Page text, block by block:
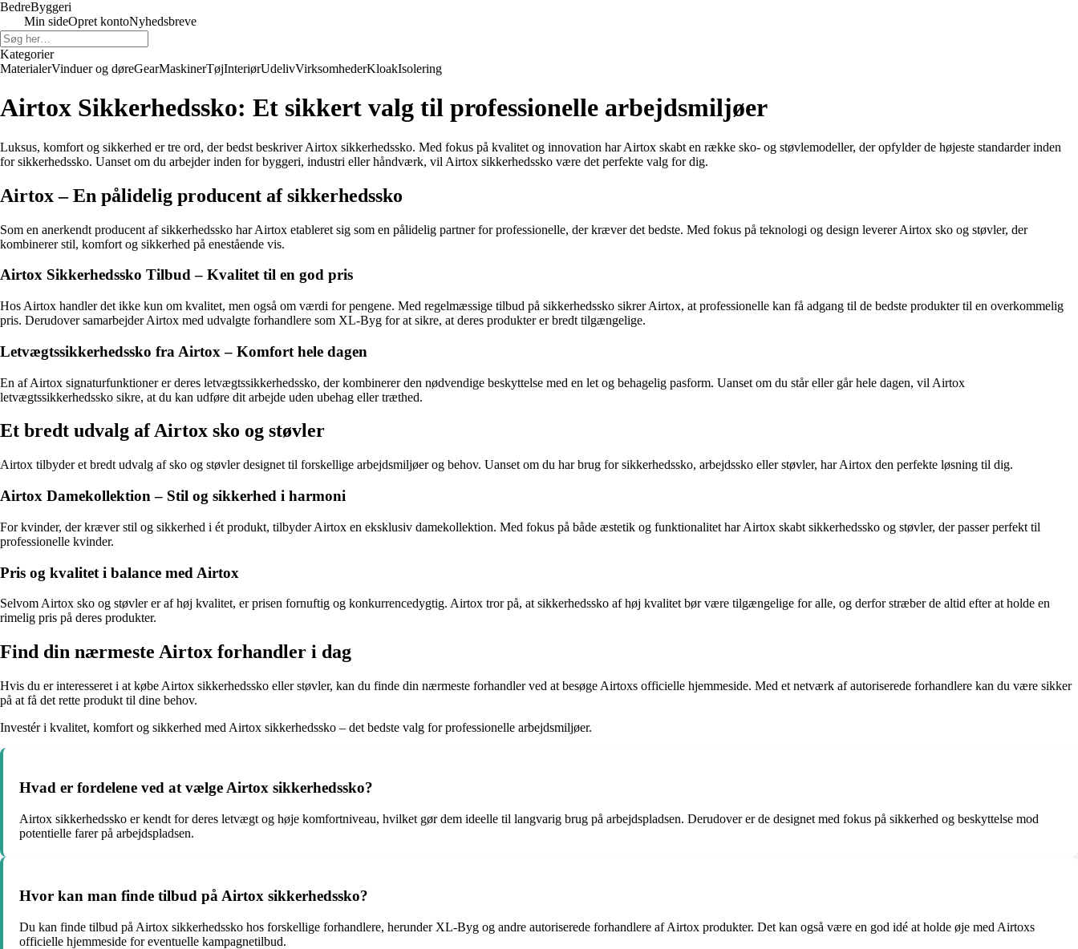
BedreByggeri
Min sideOpret kontoNyhedsbreve
Kategorier
MaterialerVinduer og døreGearMaskinerTøjInteriørUdelivVirksomhederKloakIsolering
Airtox Sikkerhedssko: Et sikkert valg til professionelle arbejdsmiljøer
Luksus, komfort og sikkerhed er tre ord, der bedst beskriver Airtox sikkerhedssko. Med fokus på kvalitet og innovation har Airtox skabt en række sko- og støvlemodeller, der opfylder de højeste standarder inden
for sikkerhedssko. Uanset om du arbejder inden for byggeri, industri eller håndværk, vil Airtox sikkerhedssko være det perfekte valg for dig.
Airtox – En pålidelig producent af sikkerhedssko
Som en anerkendt producent af sikkerhedssko har Airtox etableret sig som en pålidelig partner for professionelle, der kræver det bedste. Med fokus på teknologi og design leverer Airtox sko og støvler, der
kombinerer stil, komfort og sikkerhed på enestående vis.
Airtox Sikkerhedssko Tilbud – Kvalitet til en god pris
Hos Airtox handler det ikke kun om kvalitet, men også om værdi for pengene. Med regelmæssige tilbud på sikkerhedssko sikrer Airtox, at professionelle kan få adgang til de bedste produkter til en overkommelig
pris. Derudover samarbejder Airtox med udvalgte forhandlere som XL-Byg for at sikre, at deres produkter er bredt tilgængelige.
Letvægtssikkerhedssko fra Airtox – Komfort hele dagen
En af Airtox signaturfunktioner er deres letvægtssikkerhedssko, der kombinerer den nødvendige beskyttelse med en let og behagelig pasform. Uanset om du står eller går hele dagen, vil Airtox
letvægtssikkerhedssko sikre, at du kan udføre dit arbejde uden ubehag eller træthed.
Et bredt udvalg af Airtox sko og støvler
Airtox tilbyder et bredt udvalg af sko og støvler designet til forskellige arbejdsmiljøer og behov. Uanset om du har brug for sikkerhedssko, arbejdssko eller støvler, har Airtox den perfekte løsning til dig.
Airtox Damekollektion – Stil og sikkerhed i harmoni
For kvinder, der kræver stil og sikkerhed i ét produkt, tilbyder Airtox en eksklusiv damekollektion. Med fokus på både æstetik og funktionalitet har Airtox skabt sikkerhedssko og støvler, der passer perfekt til
professionelle kvinder.
Pris og kvalitet i balance med Airtox
Selvom Airtox sko og støvler er af høj kvalitet, er prisen fornuftig og konkurrencedygtig. Airtox tror på, at sikkerhedssko af høj kvalitet bør være tilgængelige for alle, og derfor stræber de altid efter at holde en
rimelig pris på deres produkter.
Find din nærmeste Airtox forhandler i dag
Hvis du er interesseret i at købe Airtox sikkerhedssko eller støvler, kan du finde din nærmeste forhandler ved at besøge Airtoxs officielle hjemmeside. Med et netværk af autoriserede forhandlere kan du være sikker
på at få det rette produkt til dine behov.
Investér i kvalitet, komfort og sikkerhed med Airtox sikkerhedssko – det bedste valg for professionelle arbejdsmiljøer.
Hvad er fordelene ved at vælge Airtox sikkerhedssko?
Airtox sikkerhedssko er kendt for deres letvægt og høje komfortniveau, hvilket gør dem ideelle til langvarig brug på arbejdspladsen. Derudover er de designet med fokus på sikkerhed og beskyttelse mod
potentielle farer på arbejdspladsen.
Hvor kan man finde tilbud på Airtox sikkerhedssko?
Du kan finde tilbud på Airtox sikkerhedssko hos forskellige forhandlere, herunder XL-Byg og andre autoriserede forhandlere af Airtox produkter. Det kan også være en god idé at holde øje med Airtoxs
officielle hjemmeside for eventuelle kampagnetilbud.